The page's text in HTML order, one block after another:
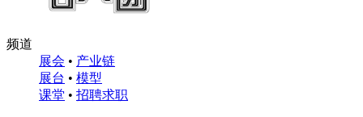
频道
展会 • 产业链
展台 • 模型
课堂 • 招聘求职